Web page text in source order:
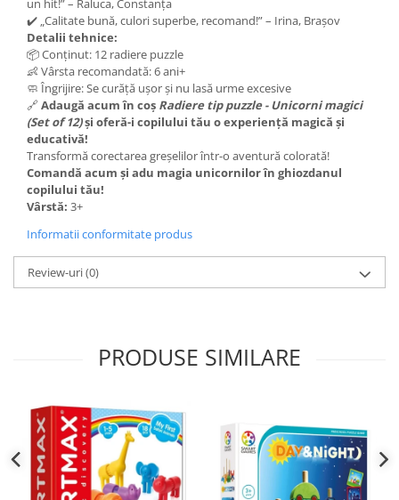
un hit!” – Raluca, Constanța
✔️ „Calitate bună, culori superbe, recomand!” – Irina, Brașov
Detalii tehnice:
📦 Conținut: 12 radiere puzzle
👶 Vârsta recomandată: 6 ani+
🧼 Îngrijire: Se curăță ușor și nu lasă urme excesive
🔗Adaugă acum în coș Radiere tip puzzle - Unicorni magici
(Set of 12)și oferă-i copilului tău o experiență magică și
educativă!
Transformă corectarea greșelilor într-o aventură colorată!
Comandă acum și adu magia unicornilor în ghiozdanul
copilului tău!
Vârstă: 3+
Informatii conformitate produs
Review-uri(0)
PRODUSE SIMILARE